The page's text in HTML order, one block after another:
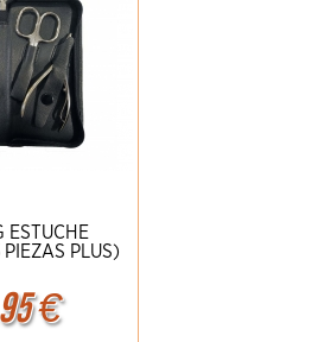
ESTUCHE
PLUS)
€